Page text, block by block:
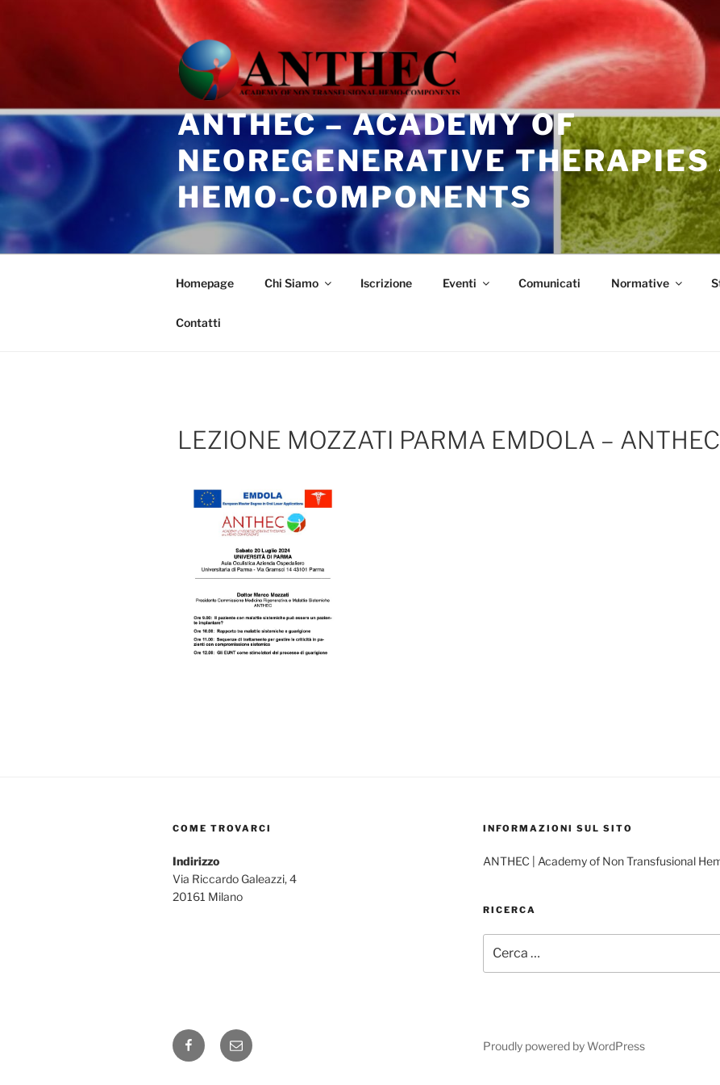
ANTHEC – ACADEMY OF
NEOREGENERATIVE THERAPIES
HEMO-COMPONENTS
Homepage Chi Siamo Iscrizione Eventi Comunicati Normative
Contatti
LEZIONE MOZZATI PARMA EMDOLA –
COME TROVARCI
Indirizzo
Via Riccardo Galeazzi, 4
20161 Milano
INFORMAZIONI SUL SITO
ANTHEC | Academy of Non Transfusional
RICERCA
FacebookEmail Proudly powered by WordPress